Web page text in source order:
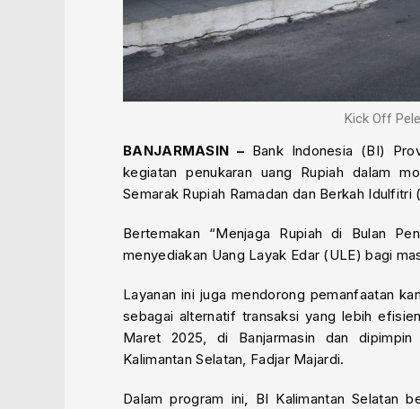
Kick Off
BANJARMASIN – Bank Indonesia (BI)
kegiatan penukaran uang Rupiah dalam
Semarak Rupiah Ramadan dan Berkah Idulfitri
Bertemakan “Menjaga Rupiah di Bulan
menyediakan Uang Layak Edar (ULE) bagi
Layanan ini juga mendorong pemanfaatan
sebagai alternatif transaksi yang lebih
Maret 2025, di Banjarmasin dan
Kalimantan Selatan, Fadjar Majardi.
Dalam program ini, BI Kalimantan Selatan